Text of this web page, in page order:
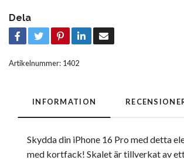
Dela
Artikelnummer: 1402
INFORMATION
Skydda din iPhone 16 Pro med detta
med kortfack! Skalet är tillverkat av